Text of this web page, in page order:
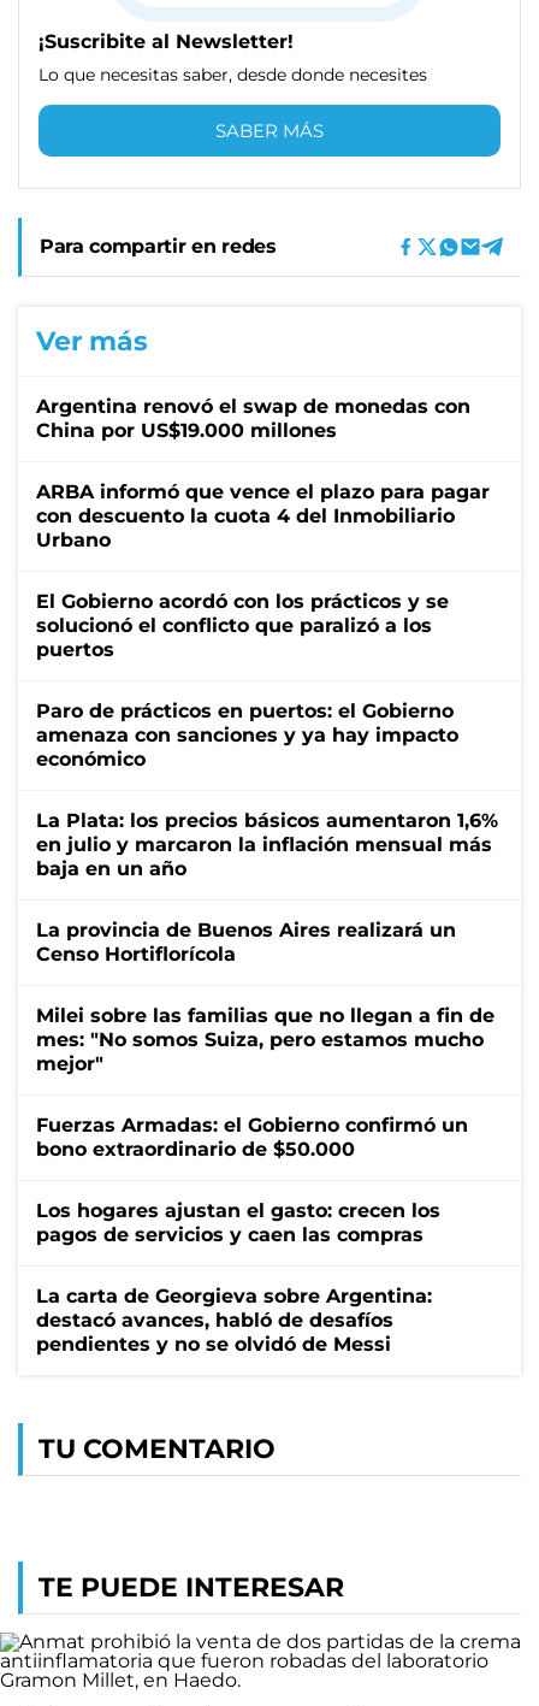
¡Suscribite al Newsletter!
Lo que necesitas saber, desde donde necesites
SABER MÁS
Para compartir en redes
Ver más
Argentina renovó el swap de monedas con
China por US$19.000 millones
ARBA informó que vence el plazo para pagar
con descuento la cuota 4 del Inmobiliario
Urbano
El Gobierno acordó con los prácticos y se
solucionó el conflicto que paralizó a los
puertos
Paro de prácticos en puertos: el Gobierno
amenaza con sanciones y ya hay impacto
económico
La Plata: los precios básicos aumentaron 1,6%
en julio y marcaron la inflación mensual más
baja en un año
La provincia de Buenos Aires realizará un
Censo Hortiflorícola
Milei sobre las familias que no llegan a fin de
mes: "No somos Suiza, pero estamos mucho
mejor"
Fuerzas Armadas: el Gobierno confirmó un
bono extraordinario de $50.000
Los hogares ajustan el gasto: crecen los
pagos de servicios y caen las compras
La carta de Georgieva sobre Argentina:
destacó avances, habló de desafíos
pendientes y no se olvidó de Messi
TU COMENTARIO
TE PUEDE INTERESAR